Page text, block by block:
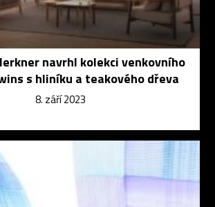
navrhl kolekci venkovního
s hliníku a teakového dřeva
8. září 2023